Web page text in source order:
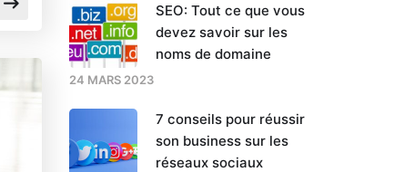
SEO: Tout ce que vous
devez savoir sur les
noms de domaine
24 MARS 2023
7 conseils pour réussir
son business sur les
réseaux sociaux